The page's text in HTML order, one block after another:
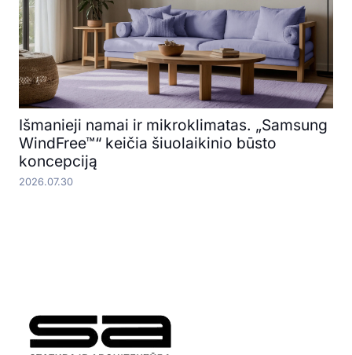
Išmanieji namai ir mikroklimatas. „Samsung
WindFree™“ keičia šiuolaikinio būsto
koncepciją
2026.07.30